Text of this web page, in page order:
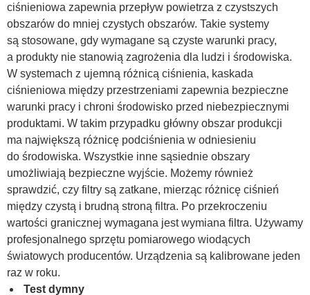
ciśnieniowa zapewnia przepływ powietrza z czystszych
obszarów do mniej czystych obszarów. Takie systemy
są stosowane, gdy wymagane są czyste warunki pracy,
a produkty nie stanowią zagrożenia dla ludzi i środowiska.
W systemach z ujemną różnicą ciśnienia, kaskada
ciśnieniowa między przestrzeniami zapewnia bezpieczne
warunki pracy i chroni środowisko przed niebezpiecznymi
produktami. W takim przypadku główny obszar produkcji
ma największą różnicę podciśnienia w odniesieniu
do środowiska. Wszystkie inne sąsiednie obszary
umożliwiają bezpieczne wyjście. Możemy również
sprawdzić, czy filtry są zatkane, mierząc różnicę ciśnień
między czystą i brudną stroną filtra. Po przekroczeniu
wartości granicznej wymagana jest wymiana filtra. Używamy
profesjonalnego sprzętu pomiarowego wiodących
światowych producentów. Urządzenia są kalibrowane jeden
raz w roku.
Test dymny